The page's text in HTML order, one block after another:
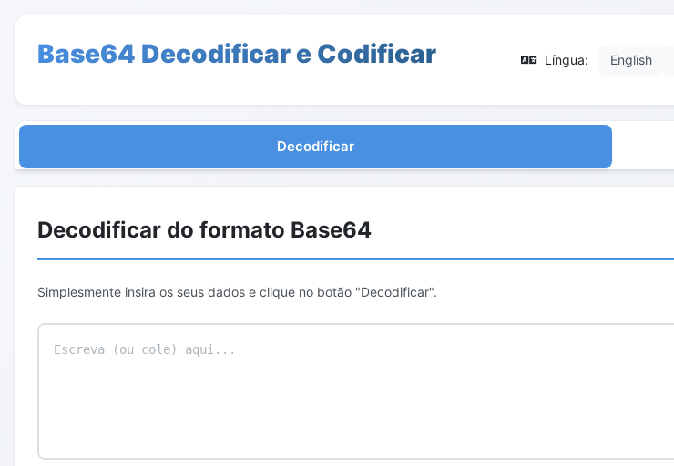
Base64 Decodificar e Codificar Língua: English
Decodificar
Decodificar do formato Base64
Simplesmente insira os seus dados e clique no botão "Decodificar".